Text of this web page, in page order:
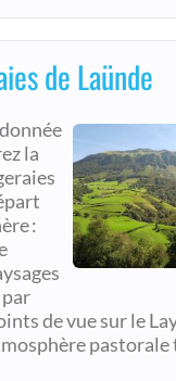
de Laünde
la
:
de vue sur le
pastorale